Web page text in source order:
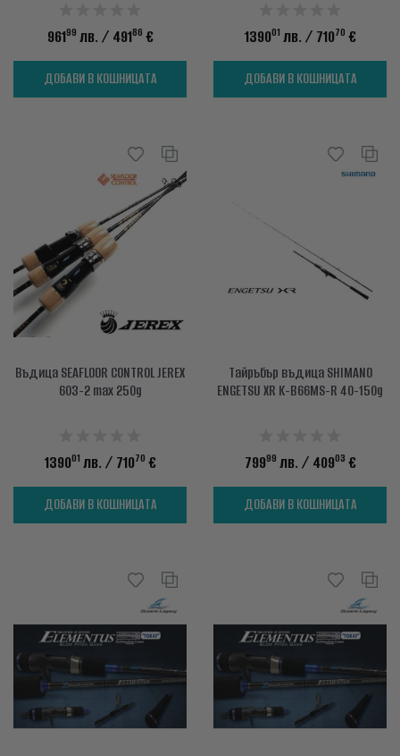
96199 лв. / 49186 €
ДОБАВИ В КОШНИЦАТА
139001 лв. / 71070 €
ДОБАВИ В КОШНИЦАТА
Въдица SEAFLOOR CONTROL JEREX
603-2 max 250g
139001 лв. / 71070 €
ДОБАВИ В КОШНИЦАТА
Тайръбър въдица SHIMANO
ENGETSU XR K-B66MS-R 40-150g
79999 лв. / 40903 €
ДОБАВИ В КОШНИЦАТА